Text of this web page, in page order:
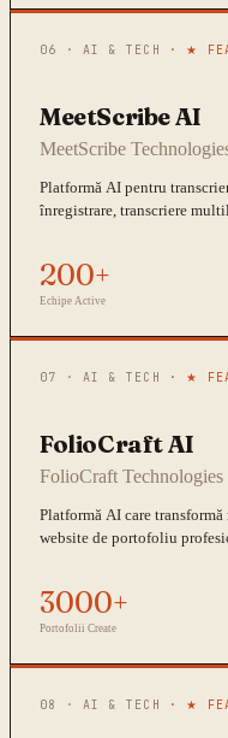
06 ·AI & TECH · ★
MeetScribe AI
MeetScribe
Platformă AI pentru
înregistrare, transcriere
200+
Echipe Active
07 ·AI & TECH · ★
FolioCraft AI
FolioCraft Technologies
Platformă AI care
website de portofoliu
3000+
Portofolii Create
08 ·AI & TECH · ★